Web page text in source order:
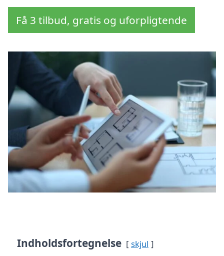
Få 3 tilbud, gratis og uforpligtende
Indholdsfortegnelse skjul